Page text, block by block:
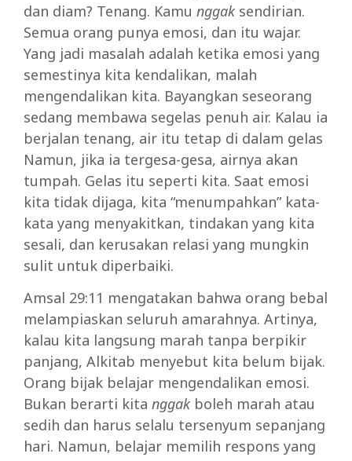
dan diam? Tenang. Kamu nggak sendirian.
Semua orang punya emosi, dan itu wajar.
Yang jadi masalah adalah ketika emosi yang
semestinya kita kendalikan, malah
mengendalikan kita. Bayangkan seseorang
sedang membawa segelas penuh air. Kalau ia
berjalan tenang, air itu tetap di dalam gelas
Namun, jika ia tergesa-gesa, airnya akan
tumpah. Gelas itu seperti kita. Saat emosi
kita tidak dijaga, kita “menumpahkan” kata-
kata yang menyakitkan, tindakan yang kita
sesali, dan kerusakan relasi yang mungkin
sulit untuk diperbaiki.
Amsal 29:11 mengatakan bahwa orang bebal
melampiaskan seluruh amarahnya. Artinya,
kalau kita langsung marah tanpa berpikir
panjang, Alkitab menyebut kita belum bijak.
Orang bijak belajar mengendalikan emosi.
Bukan berarti kita nggak boleh marah atau
sedih dan harus selalu tersenyum sepanjang
hari. Namun, belajar memilih respons yang